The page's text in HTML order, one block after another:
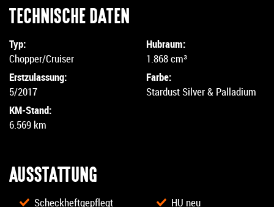
TECHNISCHE DATEN
Typ:
Chopper/Cruiser
Erstzulassung:
5/2017
KM-Stand:
6.569 km
Hubraum:
1.868 cm³
Farbe:
Stardust Silver & Palladium
AUSSTATTUNG
Scheckheftgepflegt
HU neu